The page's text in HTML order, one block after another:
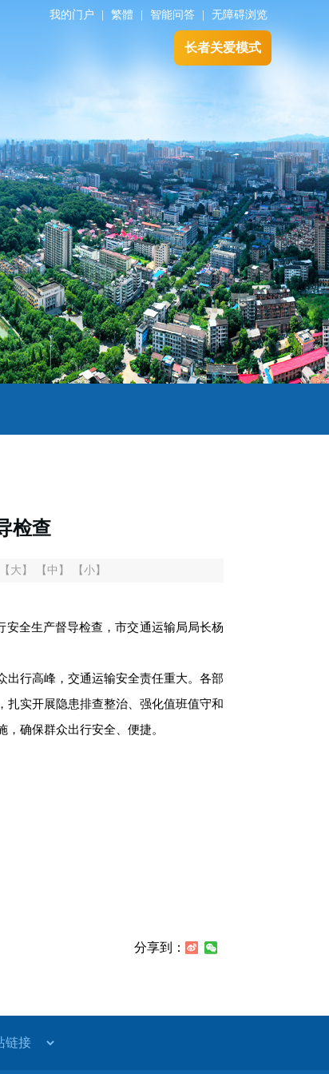
我的门户 繁體 智能问答 无障碍浏览
长者关爱模式
检查
【大】 【中】 【小】
安全生产督导检查，市交通运输局局长杨
行高峰，交通运输安全责任重大。各部
扎实开展隐患排查整治、强化值班值守和
确保群众出行安全、便捷。
分享到：